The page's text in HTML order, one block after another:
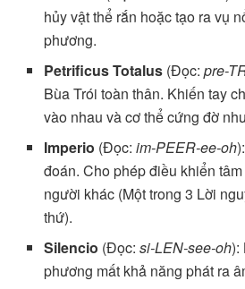
hủy vật thể rắn hoặc tạo ra vụ
phương.
Petrificus Totalus (Đọc:pre-
Bùa Trói toàn thân. Khiến tay
vào nhau và cơ thể cứng đờ
Imperio (Đọc:im-PEER-ee-oh
đoán. Cho phép điều khiển
người khác (Một trong 3 Lời
thứ).
Silencio (Đọc:si-LEN-see-oh):
phương mất khả năng phát ra